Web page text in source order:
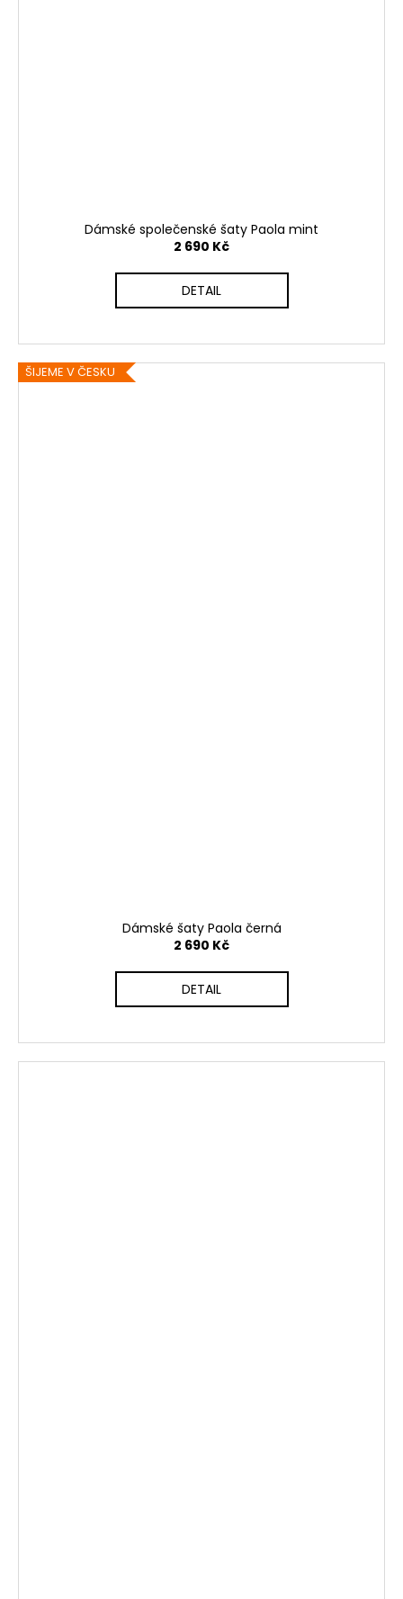
Dámské společenské šaty Paola mint
2 690 Kč
DETAIL
ŠIJEME V ČESKU
Dámské šaty Paola černá
2 690 Kč
DETAIL